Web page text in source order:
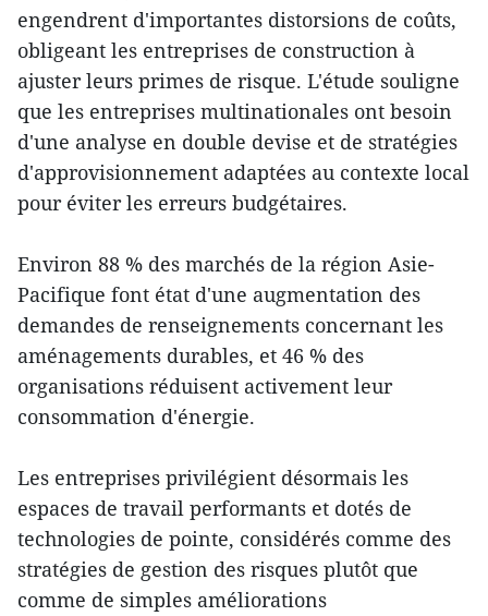
engendrent d'importantes distorsions de coûts,
obligeant les entreprises de construction à
ajuster leurs primes de risque. L'étude souligne
que les entreprises multinationales ont besoin
d'une analyse en double devise et de stratégies
d'approvisionnement adaptées au contexte local
pour éviter les erreurs budgétaires.
Environ 88 % des marchés de la région Asie-
Pacifique font état d'une augmentation des
demandes de renseignements concernant les
aménagements durables, et 46 % des
organisations réduisent activement leur
consommation d'énergie.
Les entreprises privilégient désormais les
espaces de travail performants et dotés de
technologies de pointe, considérés comme des
stratégies de gestion des risques plutôt que
comme de simples améliorations